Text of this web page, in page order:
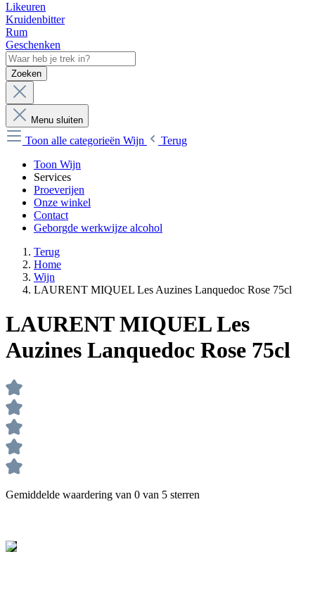
Likeuren
Kruidenbitter
Rum
Geschenken
Zoeken
Menu sluiten
Toon alle categorieën Wijn
Terug
Toon Wijn
Services
Proeverijen
Onze winkel
Contact
Geborgde werkwijze alcohol
Terug
Home
Wijn
LAURENT MIQUEL Les Auzines Lanquedoc Rose 75cl
LAURENT MIQUEL Les
Auzines Lanquedoc Rose 75cl
Gemiddelde waardering van 0 van 5 sterren